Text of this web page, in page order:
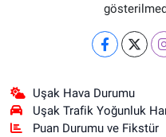
Uşak Hava Durumu
Uşak Trafik Yoğunluk
Puan Durumu ve Fikstür